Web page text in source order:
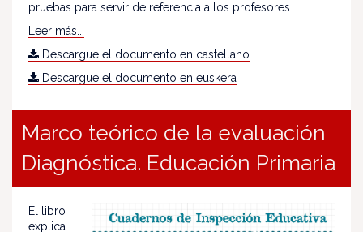
pruebas para servir de referencia a los profesores.
Leer más...
Descargue el documento en castellano
Descargue el documento en euskera
Marco teórico de la evaluación
Diagnóstica. Educación Primaria
El libro
explica